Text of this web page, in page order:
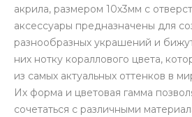
акрила, размером 10х3мм с
аксессуары предназначены для
разнообразных украшений и
них нотку кораллового цвета,
из самых актуальных оттенков в
Их форма и цветовая гамма
сочетаться с различными